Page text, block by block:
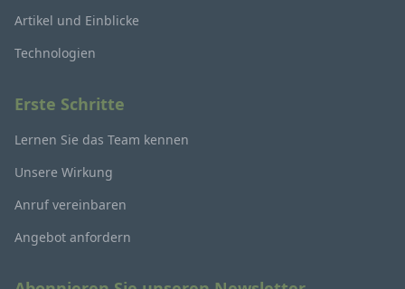
Artikel und Einblicke
Technologien
Erste Schritte
Lernen Sie das Team kennen
Unsere Wirkung
Anruf vereinbaren
Angebot anfordern